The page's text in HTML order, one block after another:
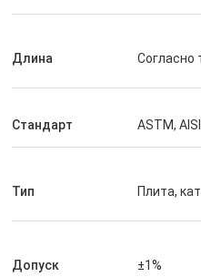
качественных продучтов и
дело имеет большую
Длина Согласно
Стандарт ASTM,
Тип Плита,
Допуск ±1%